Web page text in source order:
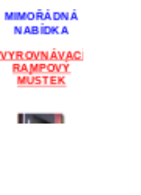
MIMOŘÁDNÁ
NABÍDKA
VYROVNÁVACÍ
RAMPOVÝ
MŮSTEK